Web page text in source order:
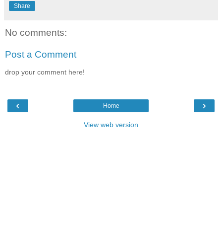
Share
No comments:
Post a Comment
drop your comment here!
‹ ›
Home
View web version